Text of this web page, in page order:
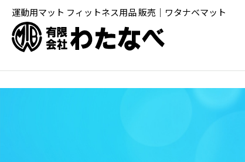
運動用マット フィットネス用品 販売｜ワタナベマット